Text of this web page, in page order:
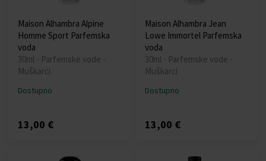
Maison Alhambra Alpine
Homme Sport Parfemska
voda
30ml - Parfemske vode -
Muškarci
Dostupno
13,00 €
Maison Alhambra Jean
Lowe Immortel Parfemska
voda
30ml - Parfemske vode -
Muškarci
Dostupno
13,00 €